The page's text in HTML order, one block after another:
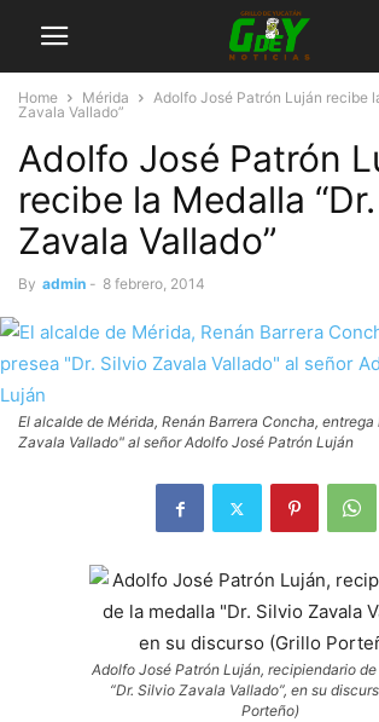
Home Mérida
Adolfo José Patrón Luján recibe
Zavala Vallado”
Adolfo José Patrón
recibe la Medalla
Zavala Vallado”
By admin - 8 febrero, 2014
El alcalde de Mérida, Renán Barrera Concha,
Zavala Vallado" al señor Adolfo José Patrón Luján
Adolfo José Patrón Luján, recipiendario
“Dr. Silvio Zavala Vallado”, en su
Porteño)